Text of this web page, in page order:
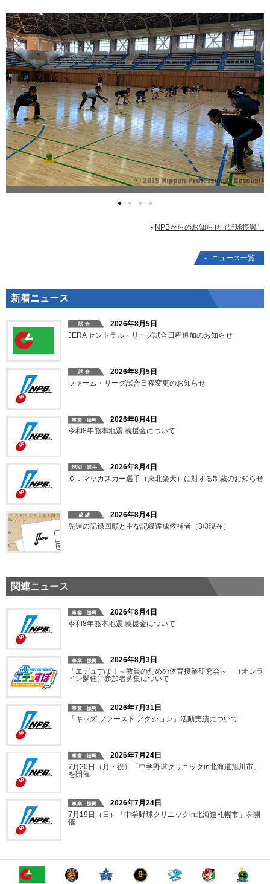
● ● ● ●
NPBからのお知らせ（野球振興）
ニュース一覧
新着ニュース
2026年8月5日
JERA セントラル・リーグ試合日程追加のお知らせ
2026年8月5日
ファーム・リーグ試合日程変更のお知らせ
2026年8月4日
令和8年熊本地震 義援金について
2026年8月4日
Ｃ．マッカスカー選手（東北楽天）に対する制裁のお知らせ
2026年8月4日
先週の記録回顧と主な記録達成候補者（8/3現在）
関連ニュース
2026年8月4日
令和8年熊本地震 義援金について
2026年8月3日
「エデュすぽ！～教員のための体育授業研究会～」（オンラ
イン開催）参加者募集について
2026年7月31日
「キッズ ファースト アクション」活動実績について
2026年7月24日
7月20日（月・祝）「中学野球クリニックin北海道旭川市」
を開催
2026年7月24日
7月19日（日）「中学野球クリニックin北海道札幌市」を開
催